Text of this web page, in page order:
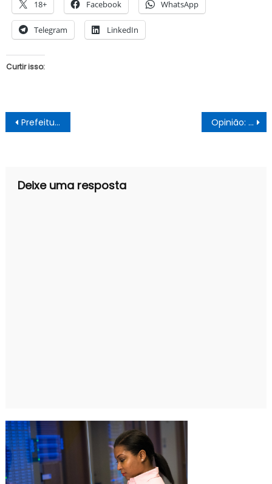
18+ Facebook WhatsApp
Telegram LinkedIn
Curtir isso:
Navegação
de
Prefeitura reforça serviços de limpeza urbana em Juazeiro Opinião: A oposição com crises de ansiedades e taquicardias. Culpa de Suzana Ramos?
Deixe uma resposta